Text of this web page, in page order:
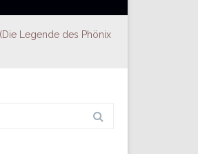
Legende des Phönix